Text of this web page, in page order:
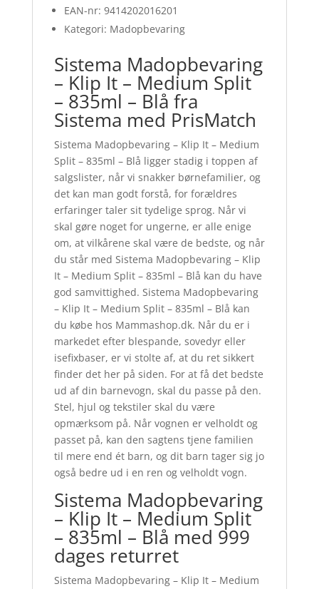
EAN-nr: 9414202016201
Kategori: Madopbevaring
Sistema Madopbevaring
– Klip It – Medium Split
– 835ml – Blå fra
Sistema med PrisMatch
Sistema Madopbevaring – Klip It – Medium
Split – 835ml – Blå ligger stadig i toppen af
salgslister, når vi snakker børnefamilier, og
det kan man godt forstå, for forældres
erfaringer taler sit tydelige sprog. Når vi
skal gøre noget for ungerne, er alle enige
om, at vilkårene skal være de bedste, og når
du står med Sistema Madopbevaring – Klip
It – Medium Split – 835ml – Blå kan du have
god samvittighed. Sistema Madopbevaring
– Klip It – Medium Split – 835ml – Blå kan
du købe hos Mammashop.dk. Når du er i
markedet efter blespande, sovedyr eller
isefixbaser, er vi stolte af, at du ret sikkert
finder det her på siden. For at få det bedste
ud af din barnevogn, skal du passe på den.
Stel, hjul og tekstiler skal du være
opmærksom på. Når vognen er velholdt og
passet på, kan den sagtens tjene familien
til mere end ét barn, og dit barn tager sig jo
også bedre ud i en ren og velholdt vogn.
Sistema Madopbevaring
– Klip It – Medium Split
– 835ml – Blå med 999
dages returret
Sistema Madopbevaring – Klip It – Medium